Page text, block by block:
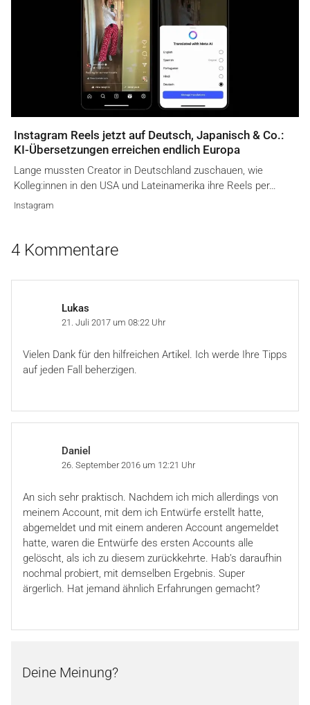
Instagram Reels jetzt auf Deutsch, Japanisch & Co.:
KI-Übersetzungen erreichen endlich Europa
Lange mussten Creator in Deutschland zuschauen, wie
Kolleg:innen in den USA und Lateinamerika ihre Reels per…
Instagram
4 Kommentare
Lukas
21. Juli 2017 um 08:22 Uhr
Vielen Dank für den hilfreichen Artikel. Ich werde Ihre Tipps
auf jeden Fall beherzigen.
Daniel
26. September 2016 um 12:21 Uhr
An sich sehr praktisch. Nachdem ich mich allerdings von
meinem Account, mit dem ich Entwürfe erstellt hatte,
abgemeldet und mit einem anderen Account angemeldet
hatte, waren die Entwürfe des ersten Accounts alle
gelöscht, als ich zu diesem zurückkehrte. Hab’s daraufhin
nochmal probiert, mit demselben Ergebnis. Super
ärgerlich. Hat jemand ähnlich Erfahrungen gemacht?
Deine Meinung?